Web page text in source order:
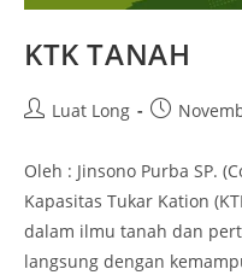
KTK TANAH
Luat Long
Oleh : Jinsono Purba SP.
Kapasitas Tukar Kation
dalam ilmu tanah dan
langsung dengan